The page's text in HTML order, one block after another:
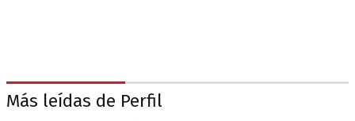
Más leídas de Perfil